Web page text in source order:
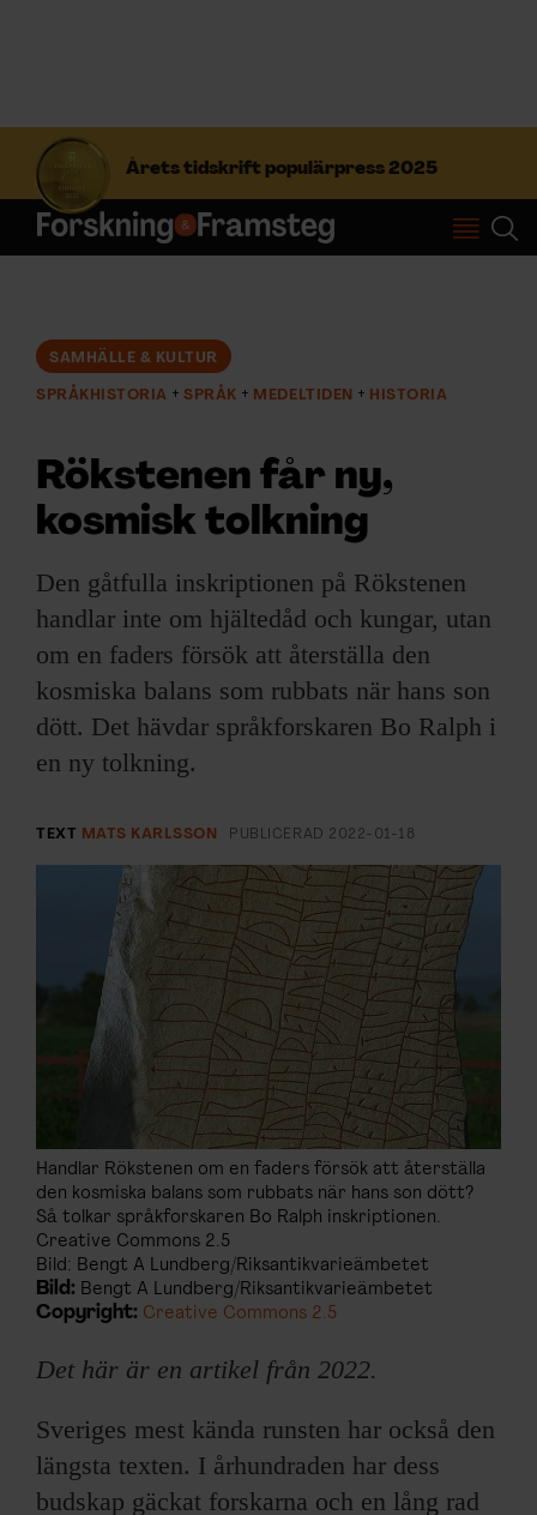
Årets tidskrift populärpress 2025
S
f
t
Prenumerera
ÄMNEN
ARKIV & E-TIDNING
LYSSNA/PODD
SHOP
SKRIV I F&F
PRENUMERERA PÅ F&F
ANNONSERA I F&F
OM F&F
SAMHÄLLE & KULTUR
SPRÅKHISTORIA SPRÅK MEDELTIDEN HISTORIA
Rökstenen får ny,
kosmisk tolkning
Den gåtfulla inskriptionen på Rökstenen
handlar inte om hjältedåd och kungar, utan
om en faders försök att återställa den
kosmiska balans som rubbats när hans son
dött. Det hävdar språkforskaren Bo Ralph i
en ny tolkning.
TEXT MATS KARLSSON PUBLICERAD 2022-01-18
Handlar Rökstenen om en faders försök att återställa
den kosmiska balans som rubbats när hans son dött?
Så tolkar språkforskaren Bo Ralph inskriptionen.
Creative Commons 2.5
Bild: Bengt A Lundberg/Riksantikvarieämbetet
Bild: Bengt A Lundberg/Riksantikvarieämbetet
Copyright: Creative Commons 2.5
Det här är en artikel från 2022.
Sveriges mest kända runsten har också den
längsta texten. I århundraden har dess
budskap gäckat forskarna och en lång rad